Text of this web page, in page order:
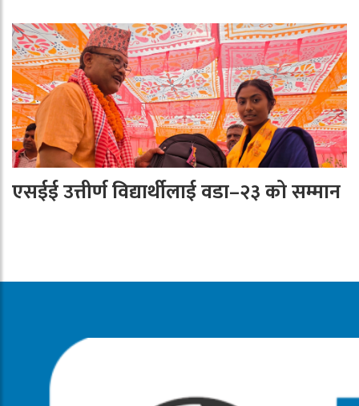
एसईई उत्तीर्ण विद्यार्थीलाई वडा–२३ को सम्मान